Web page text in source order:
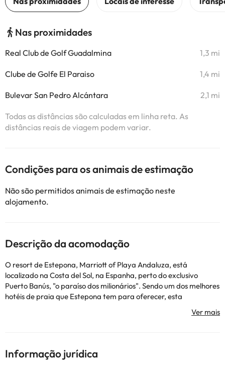
Nas proximidades
Real Club de Golf Guadalmina 1,3 mi
Clube de Golfe El Paraiso 1,4 mi
Bulevar San Pedro Alcántara 2,1 mi
Todas as distâncias são calculadas em linha reta. As
distâncias reais de viagem podem variar.
Condições para os animais de estimação
Não são permitidos animais de estimação neste
alojamento.
Descrição da acomodação
O resort de Estepona, Marriott of Playa Andaluza, está
localizado na Costa del Sol, na Espanha, perto do exclusivo
Puerto Banús, "o paraíso dos milionários". Sendo um dos melhores
hotéis de praia que Estepona tem para oferecer, esta
acomodação em Málaga oferece infinitas oportunidades para
descobrir neste destino exótico. Nosso resort em Estepona
equipada, sala de estar separada e sala de jantar, lavadora e
secadora para você desfrutar de todos os confortos de casa.
Informação jurídica